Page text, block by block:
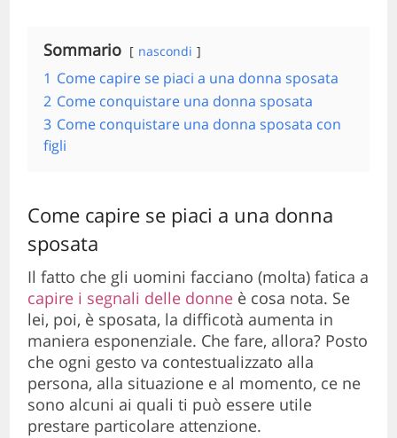
Sommario nascondi
1 Come capire se piaci a una donna sposata
2 Come conquistare una donna sposata
3 Come conquistare una donna sposata con
figli
Come capire se piaci a una donna
sposata
Il fatto che gli uomini facciano (molta) fatica a
capire i segnali delle donne è cosa nota. Se
lei, poi, è sposata, la difficotà aumenta in
maniera esponenziale. Che fare, allora? Posto
che ogni gesto va contestualizzato alla
persona, alla situazione e al momento, ce ne
sono alcuni ai quali ti può essere utile
prestare particolare attenzione.